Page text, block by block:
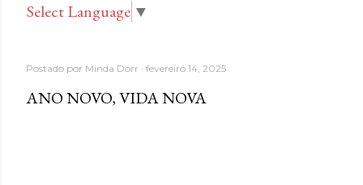
Select Language ▼
Postado por Minda Dorr fevereiro 14, 2025
ANO NOVO, VIDA NOVA